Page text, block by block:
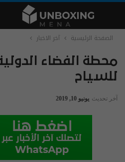
الصفحة الرئيسية آخر الاخبار
محطة الفضاء
للسياح
آخر تحديث يونيو 10, 2019